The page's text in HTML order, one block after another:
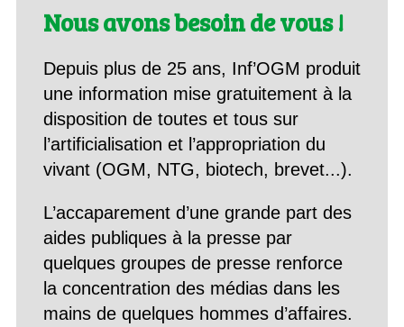
Nous avons besoin de vous !
Depuis plus de 25 ans, Inf’OGM produit
une information mise gratuitement à la
disposition de toutes et tous sur
l’artificialisation et l’appropriation du
vivant (OGM, NTG, biotech, brevet...).
L’accaparement d’une grande part des
aides publiques à la presse par
quelques groupes de presse renforce
la concentration des médias dans les
mains de quelques hommes d’affaires.